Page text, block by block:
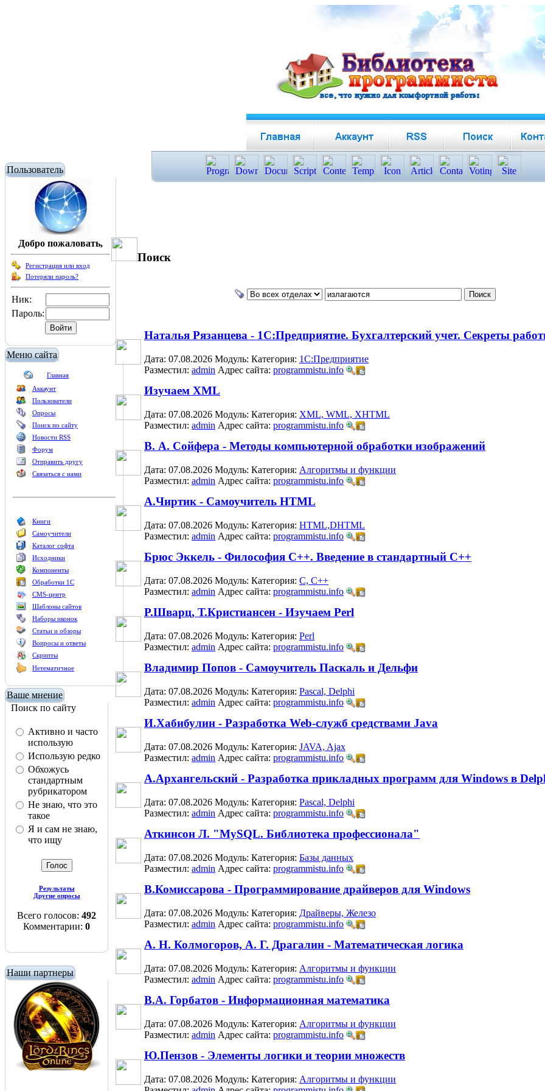
Пользователь
Добро пожаловать,
Регистрация или вход
Потеряли пароль?
Ник:
Пароль:
Меню сайта
Главная
Аккаунт
Пользователи
Опросы
Поиск по сайту
Новости RSS
Форум
Отправить другу
Связаться с нами
Книги
Самоучители
Каталог софта
Исходники
Компоненты
Обработки 1С
CMS-центр
Шаблоны сайтов
Наборы иконок
Статьи и обзоры
Вопросы и ответы
Скрипты
Нетематичное
Ваше мнение
Поиск по сайту
Активно и часто
использую
Использую редко
Обхожусь
стандартным
рубрикатором
Не знаю, что это
такое
Я и сам не знаю,
что ищу
Результаты
Другие опросы
Всего голосов: 492
Комментарии: 0
Наши партнеры
Поиск
Наталья Рязанцева - 1С:Предприятие. Бухгалтерский учет. Секреты
Дата: 07.08.2026 Модуль: Категория: 1С:Предприятие
Разместил: admin Адрес сайта: programmistu.info
Изучаем XML
Дата: 07.08.2026 Модуль: Категория: XML, WML, XHTML
Разместил: admin Адрес сайта: programmistu.info
В. А. Сойфера - Методы компьютерной обработки изображений
Дата: 07.08.2026 Модуль: Категория: Алгоритмы и функции
Разместил: admin Адрес сайта: programmistu.info
А.Чиртик - Самоучитель HTML
Дата: 07.08.2026 Модуль: Категория: HTML,DHTML
Разместил: admin Адрес сайта: programmistu.info
Брюс Эккель - Философия C++. Введение в стандартный С++
Дата: 07.08.2026 Модуль: Категория: C, C++
Разместил: admin Адрес сайта: programmistu.info
Р.Шварц, Т.Кристиансен - Изучаем Perl
Дата: 07.08.2026 Модуль: Категория: Perl
Разместил: admin Адрес сайта: programmistu.info
Владимир Попов - Самоучитель Паскаль и Дельфи
Дата: 07.08.2026 Модуль: Категория: Pascal, Delphi
Разместил: admin Адрес сайта: programmistu.info
И.Хабибулин - Разработка Web-служб средствами Java
Дата: 07.08.2026 Модуль: Категория: JAVA, Ajax
Разместил: admin Адрес сайта: programmistu.info
А.Архангельский - Разработка прикладных программ для Windows в
Дата: 07.08.2026 Модуль: Категория: Pascal, Delphi
Разместил: admin Адрес сайта: programmistu.info
Аткинсон Л. "MySQL. Библиотека профессионала"
Дата: 07.08.2026 Модуль: Категория: Базы данных
Разместил: admin Адрес сайта: programmistu.info
В.Комиссарова - Программирование драйверов для Windows
Дата: 07.08.2026 Модуль: Категория: Драйверы, Железо
Разместил: admin Адрес сайта: programmistu.info
А. Н. Колмогоров, А. Г. Драгалин - Математическая логика
Дата: 07.08.2026 Модуль: Категория: Алгоритмы и функции
Разместил: admin Адрес сайта: programmistu.info
В.А. Горбатов - Информационная математика
Дата: 07.08.2026 Модуль: Категория: Алгоритмы и функции
Разместил: admin Адрес сайта: programmistu.info
Ю.Пензов - Элементы логики и теории множеств
Дата: 07.08.2026 Модуль: Категория: Алгоритмы и функции